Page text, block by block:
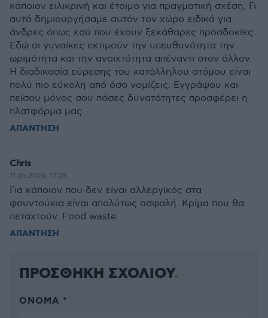
κάποιον ειλικρινή και έτοιμο για πραγματική σχέση. Γι
αυτό δημιουργήσαμε αυτόν τον χώρο ειδικά για
άνδρες όπως εσύ που έχουν ξεκάθαρες προσδοκίες.
Εδώ οι γυναίκες εκτιμούν την υπευθυνότητα την
ωριμότητα και την ανοιχτότητα απέναντι στον άλλον.
Η διαδικασία εύρεσης του κατάλληλου ατόμου είναι
πολύ πιο εύκολη από όσο νομίζεις. Εγγράψου και
πείσου μόνος σου πόσες δυνατότητες προσφέρει η
πλατφόρμα μας.
ΑΠΑΝΤΗΣΗ
Chris
11.05.2026, 17:28
Για κάποιον που δεν είναι αλλεργικός στα
φουντούκια είναι απολύτως ασφαλή. Κρίμα που θα
πεταχτούν. Food waste.
ΑΠΑΝΤΗΣΗ
ΠΡΟΣΘΗΚΗ ΣΧΟΛΙΟΥ
ΌΝΟΜΑ *